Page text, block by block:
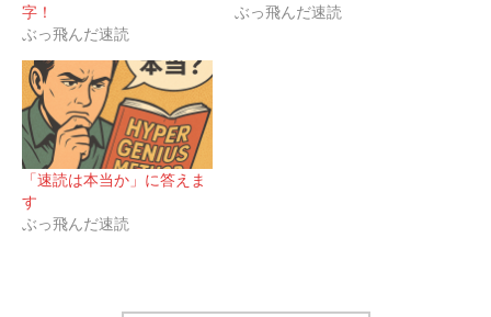
字！
ぶっ飛んだ速読
ぶっ飛んだ速読
「速読は本当か」に答えま
す
ぶっ飛んだ速読